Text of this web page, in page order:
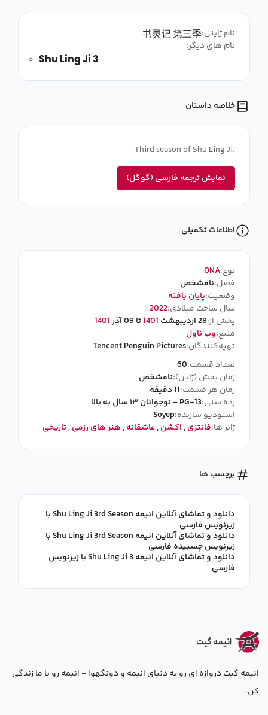
نام ژاپنی:书灵记 第三季
نام های دیگر:
Shu Ling Ji 3
خلاصه داستان
Third season of Shu Ling Ji.
نمایش ترجمه فارسی (گوگل)
اطلاعات تکمیلی
نوع:ONA
فصل:نامشخص
وضعیت:پایان یافته
سال ساخت میلادی:2022
پخش از:28 اردیبهشت 1401تا 09 آذر
1401
منبع:وب ناول
تهیه‌کنندگان:Tencent Penguin Pictures
تعداد قسمت:60
زمان پخش (ژاپن):نامشخص
زمان هر قسمت:11 دقیقه
رده سنی:PG-13 - نوجوانان ۱۳ سال به بالا
استودیو سازنده:Soyep
ژانر ها:فانتزی,اکشن,عاشقانه,هنر های رزمی,تاریخی
برچسب ها
دانلود و تماشای آنلاین انیمه Shu Ling Ji 3rd Season با
زیرنویس فارسی
دانلود و تماشای آنلاین انیمه Shu Ling Ji 3rd Season با
زیرنویس چسبیده فارسی
دانلود و تماشای آنلاین انیمه Shu Ling Ji 3 با زیرنویس
فارسی
انیمه گیت دروازه ای رو به دنیای انیمه و دونگهوا - انیمه رو با ما زندگی
کن.